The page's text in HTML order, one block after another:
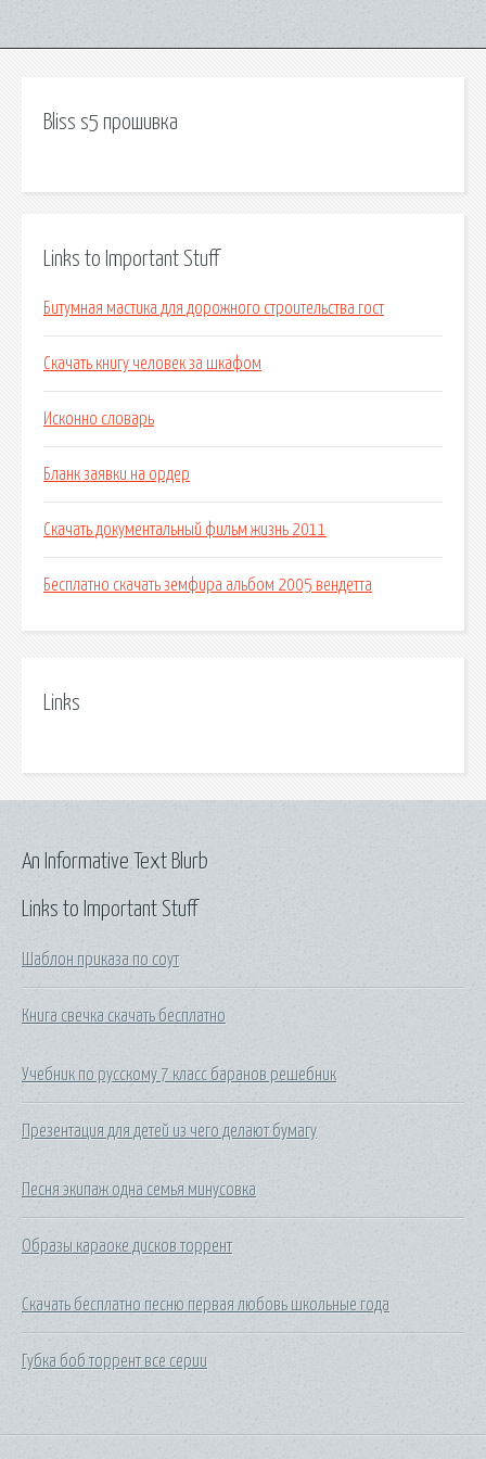
Bliss s5 прошивка
Links to Important Stuff
Битумная мастика для дорожного строительства гост
Скачать книгу человек за шкафом
Исконно словарь
Бланк заявки на ордер
Скачать документальный фильм жизнь 2011
Бесплатно скачать земфира альбом 2005 вендетта
Links
Links to Important Stuff
Шаблон приказа по соут
Книга свечка скачать бесплатно
Учебник по русскому 7 класс баранов решебник
Презентация для детей из чего делают бумагу
Песня экипаж одна семья минусовка
Образы караоке дисков торрент
Скачать бесплатно песню первая любовь школьные года
Губка боб торрент все серии
An Informative Text Blurb